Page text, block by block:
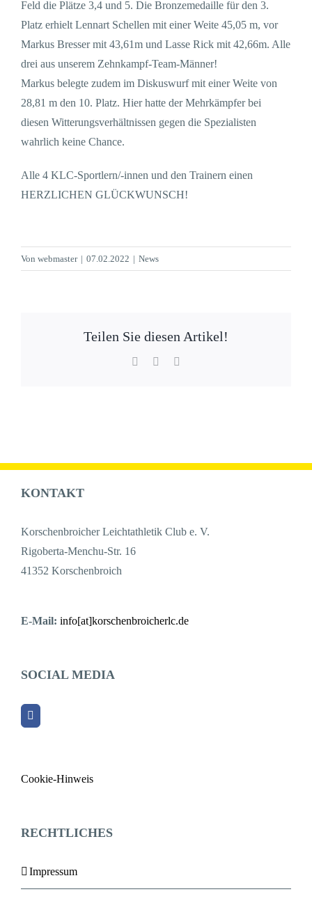
Feld die Plätze 3,4 und 5. Die Bronzemedaille für den 3.
Platz erhielt Lennart Schellen mit einer Weite 45,05 m, vor
Markus Bresser mit 43,61m und Lasse Rick mit 42,66m. Alle
drei aus unserem Zehnkampf-Team-Männer!
Markus belegte zudem im Diskuswurf mit einer Weite von
28,81 m den 10. Platz. Hier hatte der Mehrkämpfer bei
diesen Witterungsverhältnissen gegen die Spezialisten
wahrlich keine Chance.
Alle 4 KLC-Sportlern/-innen und den Trainern einen
HERZLICHEN GLÜCKWUNSCH!
Von webmaster | 07.02.2022 | News
Teilen Sie diesen Artikel!
FacebookWhatsApp
KONTAKT
Korschenbroicher Leichtathletik Club e. V.
Rigoberta-Menchu-Str. 16
41352 Korschenbroich
E-Mail: info[at]korschenbroicherlc.de
SOCIAL MEDIA
Cookie-Hinweis
RECHTLICHES
Impressum